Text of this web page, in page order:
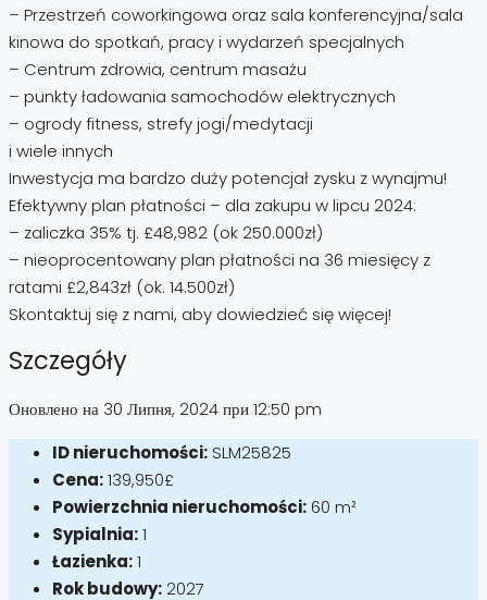
– Przestrzeń coworkingowa oraz sala konferencyjna/sala
kinowa do spotkań, pracy i wydarzeń specjalnych
– Centrum zdrowia, centrum masażu
– punkty ładowania samochodów elektrycznych
– ogrody fitness, strefy jogi/medytacji
i wiele innych
Inwestycja ma bardzo duży potencjał zysku z wynajmu!
Efektywny plan płatności – dla zakupu w lipcu 2024:
– zaliczka 35% tj. £48,982 (ok 250.000zł)
– nieoprocentowany plan płatności na 36 miesięcy z
ratami £2,843zł (ok. 14.500zł)
Skontaktuj się z nami, aby dowiedzieć się więcej!
Szczegóły
Оновлено на 30 Липня, 2024 при 12:50 pm
ID nieruchomości: SLM25825
Cena:139,950£
Powierzchnia nieruchomości:60 m²
Sypialnia:1
Łazienka:1
Rok budowy: 2027